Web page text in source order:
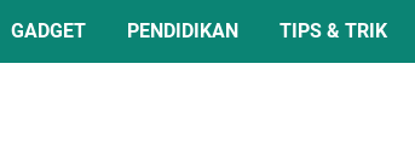
GADGET PENDIDIKAN TIPS & TRIK